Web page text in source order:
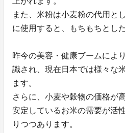
また、米粉は小麦粉の代用と
に使用すると、もちもちとし
昨今の美容・健康ブームに
識され、現在日本では様々な
ます。
さらに、小麦や穀物の価格が
安定しているお米の需要が活
りつつあります。